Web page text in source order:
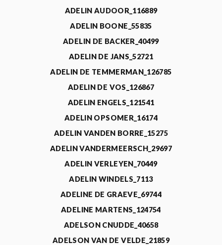
ADELIN AUDOOR_116889
ADELIN BOONE_55835
ADELIN DE BACKER_40499
ADELIN DE JANS_52721
ADELIN DE TEMMERMAN_126785
ADELIN DE VOS_126867
ADELIN ENGELS_121541
ADELIN OPSOMER_16174
ADELIN VANDEN BORRE_15275
ADELIN VANDERMEERSCH_29697
ADELIN VERLEYEN_70449
ADELIN WINDELS_7113
ADELINE DE GRAEVE_69744
ADELINE MARTENS_124754
ADELSON CNUDDE_40658
ADELSON VAN DE VELDE_21859